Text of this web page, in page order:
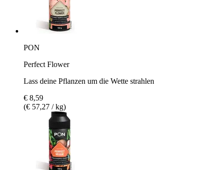
PON
Perfect Flower
Lass deine Pflanzen um die Wette strahlen
€ 8,59
(€ 57,27 / kg)